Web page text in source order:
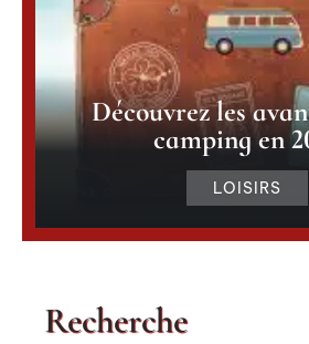
Découvrez les
camping en
LOISIRS
Recherche